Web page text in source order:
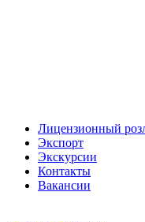
Лицензионный
Экспорт
Экскурсии
Контакты
Вакансии